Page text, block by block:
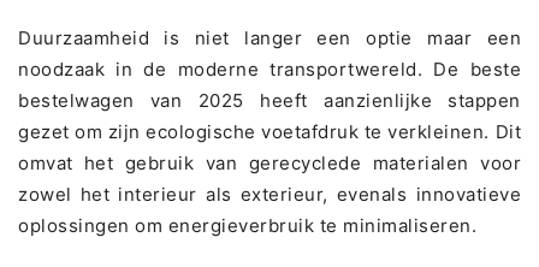
Duurzaamheid is niet langer een optie maar een
noodzaak in de moderne transportwereld. De beste
bestelwagen van 2025 heeft aanzienlijke stappen
gezet om zijn ecologische voetafdruk te verkleinen. Dit
omvat het gebruik van gerecyclede materialen voor
zowel het interieur als exterieur, evenals innovatieve
oplossingen om energieverbruik te minimaliseren.